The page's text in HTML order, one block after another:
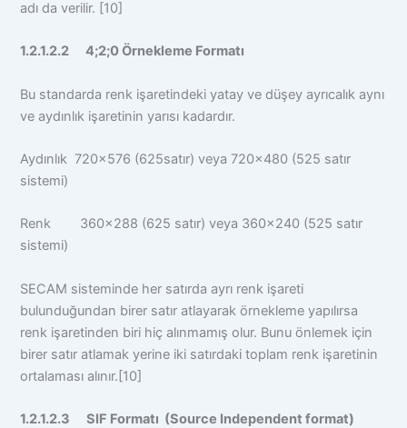
adı da verilir. [10]
1.2.1.2.2 4;2;0 Örnekleme Formatı
Bu standarda renk işaretindeki yatay ve düşey ayrıcalık aynı
ve aydınlık işaretinin yarısı kadardır.
Aydınlık 720×576 (625satır) veya 720×480 (525 satır
sistemi)
Renk 360×288 (625 satır) veya 360×240 (525 satır
sistemi)
SECAM sisteminde her satırda ayrı renk işareti
bulunduğundan birer satır atlayarak örnekleme yapılırsa
renk işaretinden biri hiç alınmamış olur. Bunu önlemek için
birer satır atlamak yerine iki satırdaki toplam renk işaretinin
ortalaması alınır.[10]
1.2.1.2.3 SIF Formatı (Source Independent format)